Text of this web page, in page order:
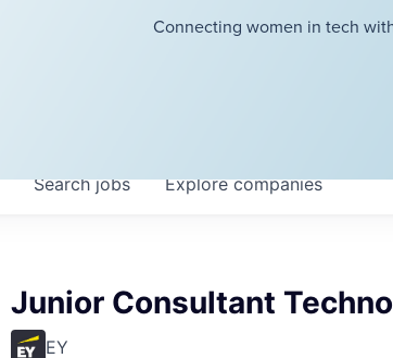
Connecting women in tech
Searchjobs Explorecompanies
Junior Consultant
EY